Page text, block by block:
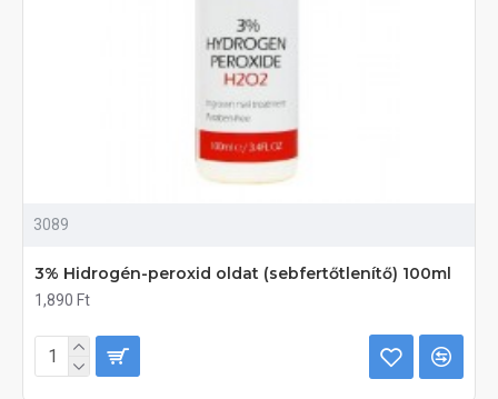
3089
3% Hidrogén-peroxid oldat (sebfertőtlenítő) 100ml
1,890 Ft